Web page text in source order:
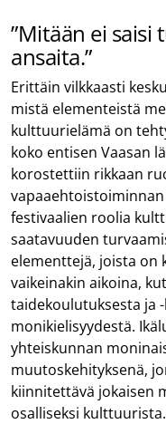
”Mitään ei saisi
ansaita.”
Erittäin vilkkaasti
mistä elementeistä
kulttuurielämä on
koko entisen Vaasan
korostettiin rikkaan
festivaalien roolia
saatavuuden
elementtejä, joista on
vaikeinakin aikoina,
taidekoulutuksesta ja
monikielisyydestä.
yhteiskunnan
muutoskehityksenä,
kiinnitettävä jokaisen
osalliseksi kulttuurista.